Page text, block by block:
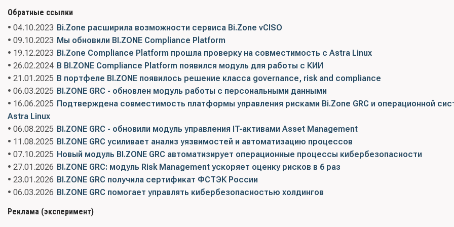
Обратные ссылки
• 04.10.2023 Bi.Zone расширила возможности сервиса Bi.Zone vCISO
• 09.10.2023 Мы обновили BI.ZONE Compliance Platform
• 19.12.2023 Bi.Zone Compliance Platform прошла проверку на совместимость с Astra Linux
• 26.02.2024 В BI.ZONE Compliance Platform появился модуль для работы с КИИ
• 21.01.2025 В портфеле BI.ZONE появилось решение класса governance, risk and compliance
• 06.03.2025 BI.ZONE GRC - обновлен модуль работы с персональными данными
• 16.06.2025 Подтверждена совместимость платформы управления рисками Bi.Zone GRC и операционной
Astra Linux
• 06.08.2025 BI.ZONE GRC - обновили модуль управления IT-активами Asset Management
• 11.08.2025 BI.ZONE GRC усиливает анализ уязвимостей и автоматизацию процессов
• 07.10.2025 Новый модуль BI.ZONE GRC автоматизирует операционные процессы кибербезопасности
• 27.01.2026 BI.ZONE GRC: модуль Risk Management ускоряет оценку рисков в 6 раз
• 23.01.2026 BI.ZONE GRC получила сертификат ФСТЭК России
• 06.03.2026 BI.ZONE GRC помогает управлять кибербезопасностью холдингов
Реклама (эксперимент)